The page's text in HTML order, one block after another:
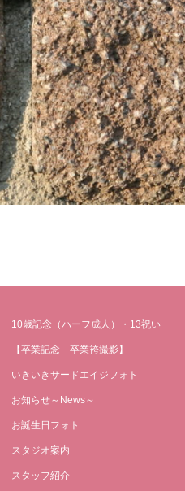
10歳記念（ハーフ成人）・13祝い
【卒業記念 卒業袴撮影】
いきいきサードエイジフォト
お知らせ～News～
お誕生日フォト
スタジオ案内
スタッフ紹介